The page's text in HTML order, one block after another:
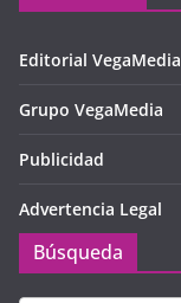
Editorial VegaMedia
Grupo VegaMedia
Publicidad
Advertencia Legal
Búsqueda